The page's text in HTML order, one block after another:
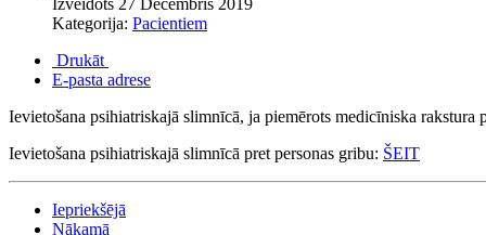
Kategorija: Pacientiem
Drukāt
E-pasta adrese
Ievietošana psihiatriskajā slimnīcā, ja piemērots medicīniska rakstura
Ievietošana psihiatriskajā slimnīcā pret personas gribu: ŠEIT
Iepriekšējā
Nākamā